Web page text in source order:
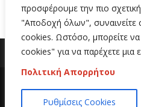
προσφέρουμε την πιο
"Αποδοχή όλων",
cookies. Ωστόσο, μπορείτε να
cookies" για να παρέχετε μια
Πολιτική Απορρήτου
Ρυθμίσεις Cookies
Copyright 2020 | All